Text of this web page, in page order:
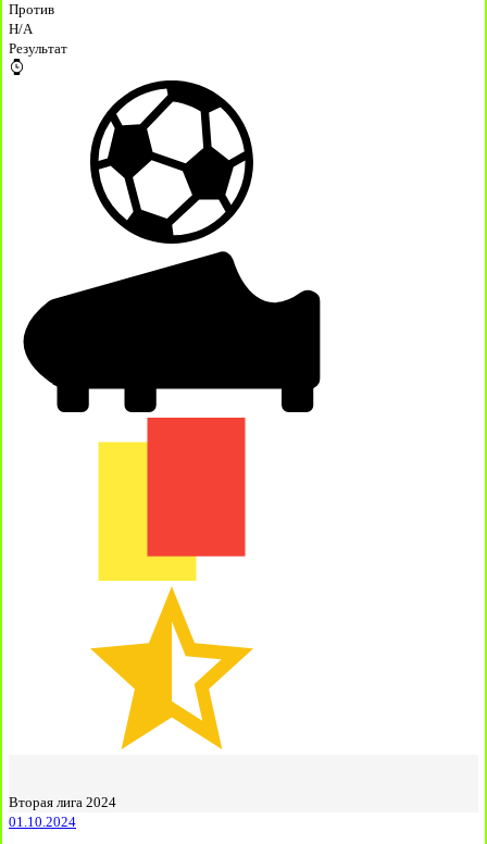
Против
H/A
Результат
Вторая лига 2024
01.10.2024